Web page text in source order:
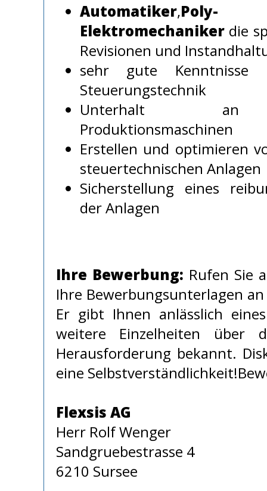
Automatiker,Poly-
Elektromechanikerdie
Revisionen und
sehr gute
Steuerungstechnik
Unterhalt an
Produktionsmaschinen
Erstellen und optimieren
steuertechnischen Anlagen
Sicherstellung eines
der Anlagen
Ihre Bewerbung: Rufen Sie
Ihre Bewerbungsunterlagen
Er gibt Ihnen anlässlich
weitere Einzelheiten über
Herausforderung bekannt.
eine
Flexsis AG
Herr Rolf Wenger
Sandgruebestrasse 4
6210 Sursee